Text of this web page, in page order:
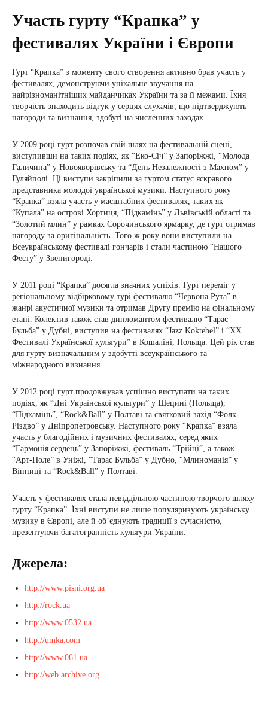
Участь гурту “Крапка” у
фестивалях України і Європи
Гурт “Крапка” з моменту свого створення активно брав участь у
фестивалях, демонструючи унікальне звучання на
найрізноманітніших майданчиках України та за її межами. Їхня
творчість знаходить відгук у серцях слухачів, що підтверджують
нагороди та визнання, здобуті на численних заходах.
У 2009 році гурт розпочав свій шлях на фестивальній сцені,
виступивши на таких подіях, як “Еко-Січ” у Запоріжжі, “Молода
Галичина” у Новояворівську та “День Незалежності з Махном” у
Гуляйполі. Ці виступи закріпили за гуртом статус яскравого
представника молодої української музики. Наступного року
“Крапка” взяла участь у масштабних фестивалях, таких як
“Купала” на острові Хортиця, “Підкамінь” у Львівській області та
“Золотий млин” у рамках Сорочинського ярмарку, де гурт отримав
нагороду за оригінальність. Того ж року вони виступили на
Всеукраїнському фестивалі гончарів і стали частиною “Нашого
Фесту” у Звенигороді.
У 2011 році “Крапка” досягла значних успіхів. Гурт переміг у
регіональному відбірковому турі фестивалю “Червона Рута” в
жанрі акустичної музики та отримав Другу премію на фінальному
етапі. Колектив також став дипломантом фестивалю “Тарас
Бульба” у Дубні, виступив на фестивалях “Jazz Koktebel” і “XX
Фестивалі Української культури” в Кошаліні, Польща. Цей рік став
для гурту визначальним у здобутті всеукраїнського та
міжнародного визнання.
У 2012 році гурт продовжував успішно виступати на таких
подіях, як “Дні Української культури” у Щецині (Польща),
“Підкамінь”, “Rock&Ball” у Полтаві та святковий захід “Фолк-
Різдво” у Дніпропетровську. Наступного року “Крапка” взяла
участь у благодійних і музичних фестивалях, серед яких
“Гармонія сердець” у Запоріжжі, фестиваль “Трійці”, а також
“Арт-Поле” в Уніжі, “Тарас Бульба” у Дубно, “Млиноманія” у
Вінниці та “Rock&Ball” у Полтаві.
Участь у фестивалях стала невіддільною частиною творчого шляху
гурту “Крапка”. Їхні виступи не лише популяризують українську
музику в Європі, але й об’єднують традиції з сучасністю,
презентуючи багатогранність культури України.
Джерела:
http://www.pisni.org.ua
http://rock.ua
http://www.0532.ua
http://umka.com
http://www.061.ua
http://web.archive.org